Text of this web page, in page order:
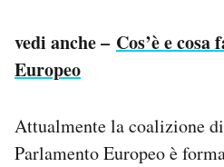
vedi anche – Cos’è e
Europeo
Attualmente la coalizione
Parlamento Europeo è